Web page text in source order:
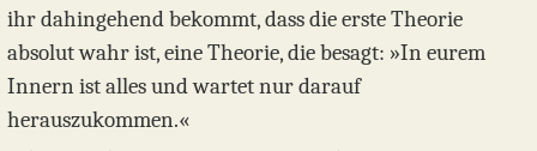
ihr dahingehend bekommt, dass die erste Theorie
absolut wahr ist, eine Theorie, die besagt: »In eurem
Innern ist alles und wartet nur darauf
herauszukommen.«